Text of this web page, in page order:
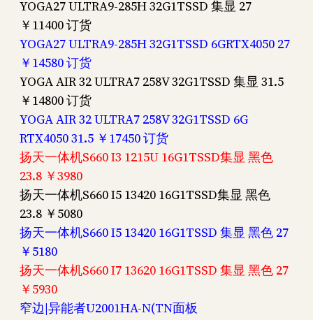
YOGA27 ULTRA9-285H 32G1TSSD 集显 27
￥11400 订货
YOGA27 ULTRA9-285H 32G1TSSD 6GRTX4050 27
￥14580 订货
YOGA AIR 32 ULTRA7 258V 32G1TSSD 集显 31.5
￥14800 订货
YOGA AIR 32 ULTRA7 258V 32G1TSSD 6G
RTX4050 31.5 ￥17450 订货
扬天一体机S660 I3 1215U 16G1TSSD集显 黑色
23.8 ￥3980
扬天一体机S660 I5 13420 16G1TSSD集显 黑色
23.8 ￥5080
扬天一体机S660 I5 13420 16G1TSSD 集显 黑色 27
￥5180
扬天一体机S660 I7 13620 16G1TSSD 集显 黑色 27
￥5930
窄边|异能者U2001HA-N(TN面板